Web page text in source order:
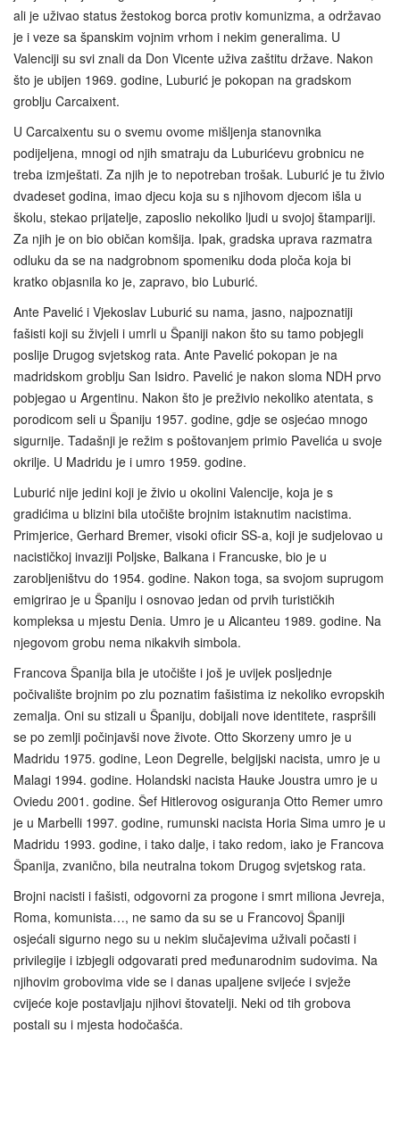
ali je uživao status žestokog borca protiv komunizma, a održavao
je i veze sa španskim vojnim vrhom i nekim generalima. U
Valenciji su svi znali da Don Vicente uživa zaštitu države. Nakon
što je ubijen 1969. godine, Luburić je pokopan na gradskom
groblju Carcaixent.
U Carcaixentu su o svemu ovome mišljenja stanovnika
podijeljena, mnogi od njih smatraju da Luburićevu grobnicu ne
treba izmještati. Za njih je to nepotreban trošak. Luburić je tu živio
dvadeset godina, imao djecu koja su s njihovom djecom išla u
školu, stekao prijatelje, zaposlio nekoliko ljudi u svojoj štampariji.
Za njih je on bio običan komšija. Ipak, gradska uprava razmatra
odluku da se na nadgrobnom spomeniku doda ploča koja bi
kratko objasnila ko je, zapravo, bio Luburić.
Ante Pavelić i Vjekoslav Luburić su nama, jasno, najpoznatiji
fašisti koji su živjeli i umrli u Španiji nakon što su tamo pobjegli
poslije Drugog svjetskog rata. Ante Pavelić pokopan je na
madridskom groblju San Isidro. Pavelić je nakon sloma NDH prvo
pobjegao u Argentinu. Nakon što je preživio nekoliko atentata, s
porodicom seli u Španiju 1957. godine, gdje se osjećao mnogo
sigurnije. Tadašnji je režim s poštovanjem primio Pavelića u svoje
okrilje. U Madridu je i umro 1959. godine.
Luburić nije jedini koji je živio u okolini Valencije, koja je s
gradićima u blizini bila utočište brojnim istaknutim nacistima.
Primjerice, Gerhard Bremer, visoki oficir SS-a, koji je sudjelovao u
nacističkoj invaziji Poljske, Balkana i Francuske, bio je u
zarobljeništvu do 1954. godine. Nakon toga, sa svojom suprugom
emigrirao je u Španiju i osnovao jedan od prvih turističkih
kompleksa u mjestu Denia. Umro je u Alicanteu 1989. godine. Na
njegovom grobu nema nikakvih simbola.
Francova Španija bila je utočište i još je uvijek posljednje
počivalište brojnim po zlu poznatim fašistima iz nekoliko evropskih
zemalja. Oni su stizali u Španiju, dobijali nove identitete, raspršili
se po zemlji počinjavši nove živote. Otto Skorzeny umro je u
Madridu 1975. godine, Leon Degrelle, belgijski nacista, umro je u
Malagi 1994. godine. Holandski nacista Hauke Joustra umro je u
Oviedu 2001. godine. Šef Hitlerovog osiguranja Otto Remer umro
je u Marbelli 1997. godine, rumunski nacista Horia Sima umro je u
Madridu 1993. godine, i tako dalje, i tako redom, iako je Francova
Španija, zvanično, bila neutralna tokom Drugog svjetskog rata.
Brojni nacisti i fašisti, odgovorni za progone i smrt miliona Jevreja,
Roma, komunista…, ne samo da su se u Francovoj Španiji
osjećali sigurno nego su u nekim slučajevima uživali počasti i
privilegije i izbjegli odgovarati pred međunarodnim sudovima. Na
njihovim grobovima vide se i danas upaljene svijeće i svježe
cvijeće koje postavljaju njihovi štovatelji. Neki od tih grobova
postali su i mjesta hodočašća.